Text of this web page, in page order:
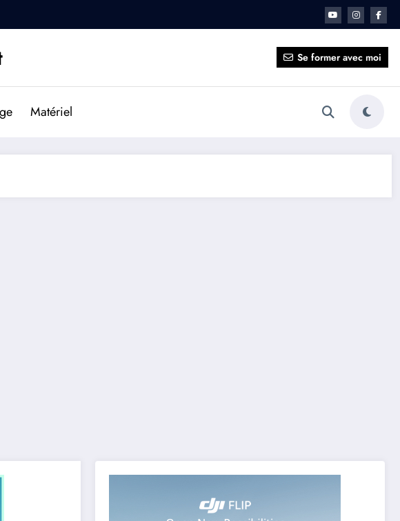
Se former avec moi
Matériel